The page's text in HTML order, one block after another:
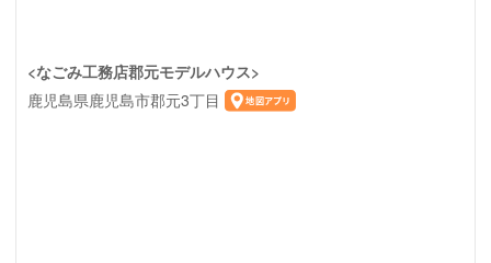
<なごみ工務店郡元モデルハウス>
鹿児島県鹿児島市郡元3丁目